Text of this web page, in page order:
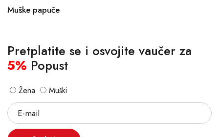
Muške papuče
Pretplatite se i osvojite vaučer za
5% Popust
Žena Muški